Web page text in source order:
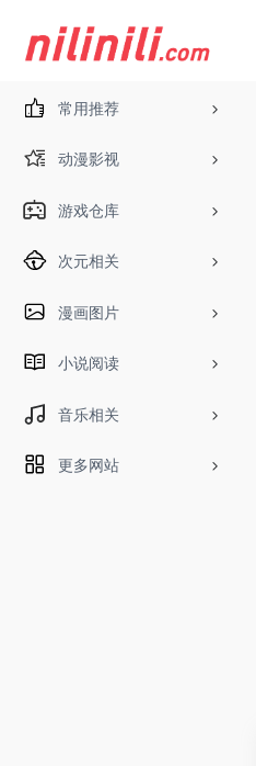
常用推荐
动漫影视
游戏仓库
次元相关
漫画图片
小说阅读
音乐相关
更多网站